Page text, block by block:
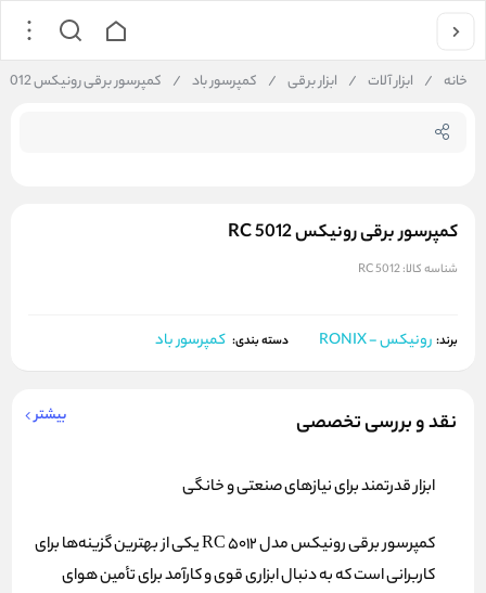
خانه / ابزار آلات / ابزار برقی / کمپرسور باد / کمپرسور برقی رونیکس RC 5012
کمپرسور برقی رونیکس RC 5012
شناسه کالا:RC 5012
برند: رونیکس - RONIX دسته بندی: کمپرسور باد
نقد و بررسی تخصصی بیشتر
ابزار قدرتمند برای نیازهای صنعتی و خانگی
کمپرسور برقی رونیکس مدل RC 5012 یکی از بهترین گزینه‌ها برای
کاربرانی است که به دنبال ابزاری قوی و کارآمد برای تأمین هوای